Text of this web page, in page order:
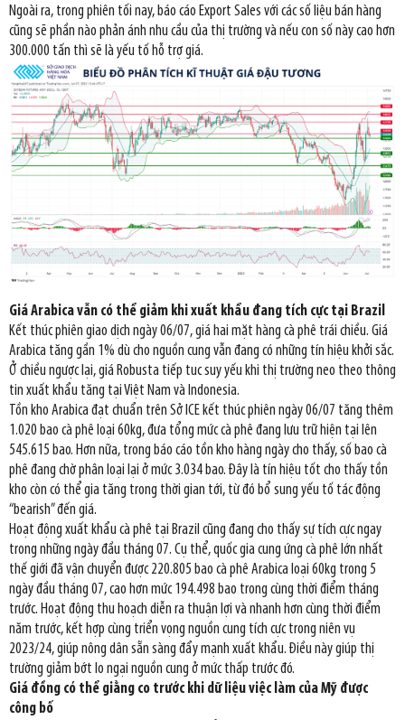
Ngoài ra, trong phiên tối nay, báo cáo Export Sales với các số liệu bán hàng
cũng sẽ phần nào phản ánh nhu cầu của thị trường và nếu con số này cao hơn
300.000 tấn thì sẽ là yếu tố hỗ trợ giá.
Giá Arabica vẫn có thể giảm khi xuất khẩu đang tích cực tại Brazil
Kết thúc phiên giao dịch ngày 06/07, giá hai mặt hàng cà phê trái chiều. Giá
Arabica tăng gần 1% dù cho nguồn cung vẫn đang có những tín hiệu khởi sắc.
Ở chiều ngược lại, giá Robusta tiếp tuc suy yếu khi thị trường neo theo thông
tin xuất khẩu tăng tại Việt Nam và Indonesia.
Tồn kho Arabica đạt chuẩn trên Sở ICE kết thúc phiên ngày 06/07 tăng thêm
1.020 bao cà phê loại 60kg, đưa tổng mức cà phê đang lưu trữ hiện tại lên
545.615 bao. Hơn nữa, trong báo cáo tồn kho hàng ngày cho thấy, số bao cà
phê đang chờ phân loại lại ở mức 3.034 bao. Đây là tín hiệu tốt cho thấy tồn
kho còn có thể gia tăng trong thời gian tới, từ đó bổ sung yếu tố tác động
“bearish” đến giá.
Hoạt động xuất khẩu cà phê tại Brazil cũng đang cho thấy sự tích cực ngay
trong những ngày đầu tháng 07. Cụ thể, quốc gia cung ứng cà phê lớn nhất
thế giới đã vận chuyển được 220.805 bao cà phê Arabica loại 60kg trong 5
ngày đầu tháng 07, cao hơn mức 194.498 bao trong cùng thời điểm tháng
trước. Hoạt động thu hoạch diễn ra thuận lợi và nhanh hơn cùng thời điểm
năm trước, kết hợp cùng triển vọng nguồn cung tích cực trong niên vụ
2023/24, giúp nông dân sẵn sàng đẩy mạnh xuất khẩu. Điều này giúp thị
trường giảm bớt lo ngại nguồn cung ở mức thấp trước đó.
Giá đồng có thể giằng co trước khi dữ liệu việc làm của Mỹ được
công bố